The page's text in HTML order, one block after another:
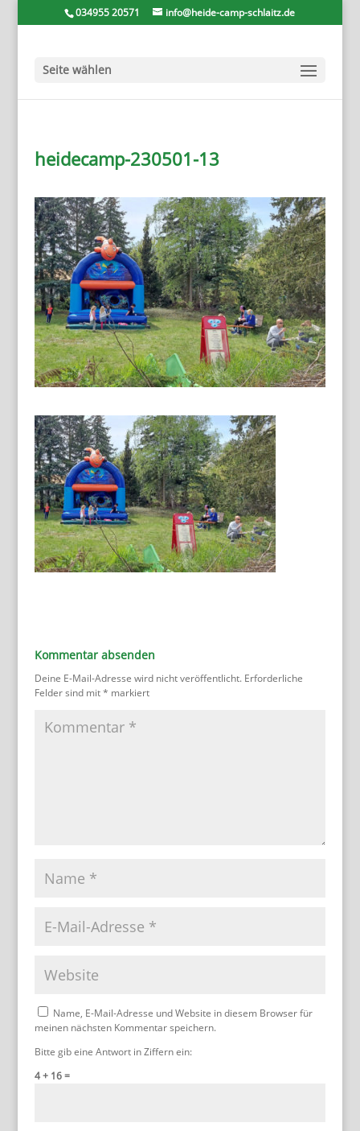
034955 20571 info@heide-camp-schlaitz.de
Seite wählen
heidecamp-230501-13
Kommentar absenden
Deine E-Mail-Adresse wird nicht veröffentlicht. Erforderliche
Felder sind mit* markiert
Name, E-Mail-Adresse und Website in diesem Browser für
meinen nächsten Kommentar speichern.
Bitte gib eine Antwort in Ziffern ein:
4 + 16 =